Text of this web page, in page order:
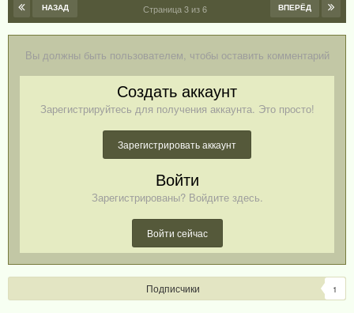
НАЗАД ВПЕРЁД
Страница 3 из 6
Вы должны быть пользователем, чтобы оставить комментарий
Создать аккаунт
Зарегистрируйтесь для получения аккаунта. Это просто!
Зарегистрировать аккаунт
Войти
Зарегистрированы? Войдите здесь.
Войти сейчас
Подписчики 1